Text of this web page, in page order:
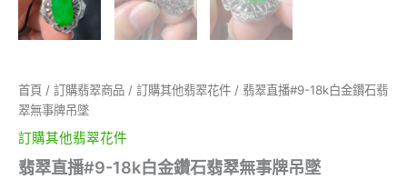
首頁 / 訂購翡翠商品 / 訂購其他翡翠花件 / 翡翠直播#9-18k白金鑽石翡
翠無事牌吊墜
訂購其他翡翠花件
翡翠直播#9-18k白金鑽石翡翠無事牌吊墜